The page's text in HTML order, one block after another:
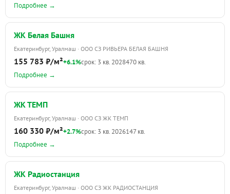
Подробнее →
ЖК Белая Башня
Екатеринбург, Уралмаш · ООО СЗ РИВЬЕРА БЕЛАЯ БАШНЯ
155 783 ₽/м²+6.1%срок: 3 кв. 2028470 кв.
Подробнее →
ЖК ТЕМП
Екатеринбург, Уралмаш · ООО СЗ ЖК ТЕМП
160 330 ₽/м²+2.7%срок: 3 кв. 2026147 кв.
Подробнее →
ЖК Радиостанция
Екатеринбург, Уралмаш · ООО СЗ ЖК РАДИОСТАНЦИЯ